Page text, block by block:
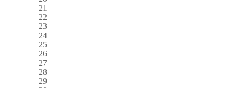
21
22
23
24
25
26
27
28
29